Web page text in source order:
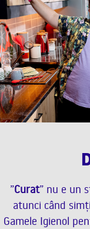
”Curat” nu e un
atunci când
Gamele Igienol